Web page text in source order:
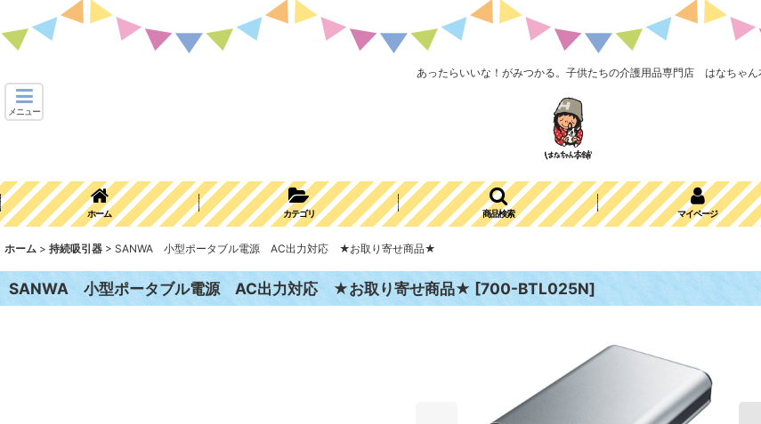
あったらいいな！がみつかる。子供たちの介護用品専門店 はなちゃん
メニュー
ホーム カテゴリ 商品検索 マイページ
ホーム > 持続吸引器 > SANWA 小型ポータブル電源 AC出力対応 ★お取り寄せ商品★
SANWA 小型ポータブル電源 AC出力対応 ★お取り寄せ商品★ [700-BTL025N]